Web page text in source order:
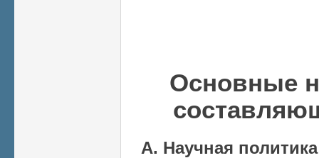
Основные
А. Научная